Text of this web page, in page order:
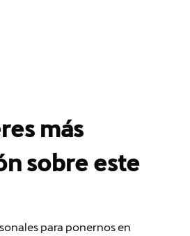
más
sobre este
para ponernos en